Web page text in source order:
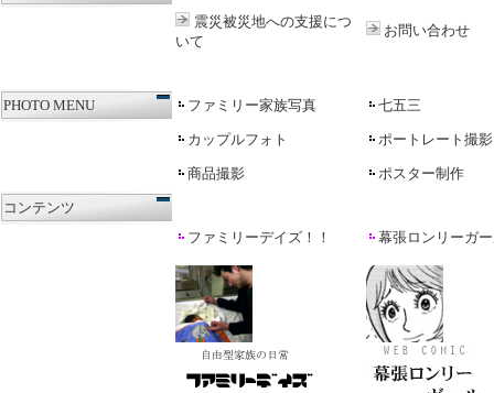
震災被災地への支援につ
いて
お問い合わせ
PHOTO MENU ファミリー家族写真 七五三
カップルフォト ポートレート 撮影
商品撮影 ポスター制作
コンテンツ
ファミリーデイズ ！！ 幕張ロンリーガ